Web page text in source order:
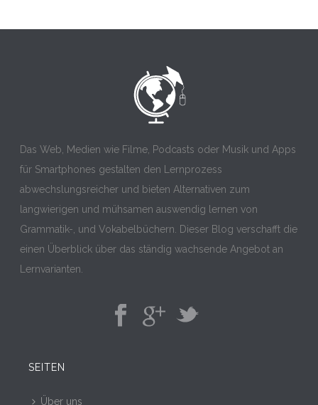
Das Web, Medien wie Filme, Podcasts oder Musik und Apps
für Smartphones gestalten den Lernprozess
abwechslungsreicher und bieten Alternativen zum
langwierigen und mühsamen auswendig lernen von
Grammatik-, und Vokabelbüchern. Dieser Blog verschafft die
einen Überblick über das ständig wachsende Angebot an
Lernvarianten.
SEITEN
Über uns